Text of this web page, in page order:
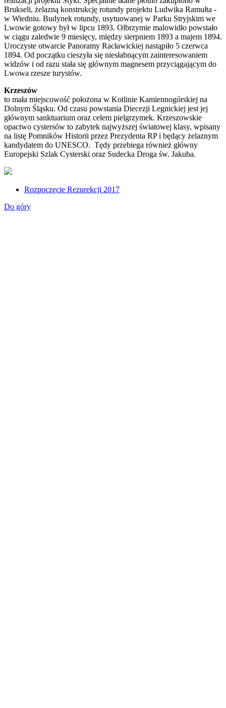
Brukseli, żelazną konstrukcję rotundy projektu Ludwika Ramułta -
w Wiedniu. Budynek rotundy, usytuowanej w Parku Stryjskim we
Lwowie gotowy był w lipcu 1893. Olbrzymie malowidło powstało
w ciągu zaledwie 9 miesięcy, między sierpniem 1893 a majem 1894.
Uroczyste otwarcie Panoramy Racławickiej nastąpiło 5 czerwca
1894. Od początku cieszyła się niesłabnącym zainteresowaniem
widzów i od razu stała się głównym magnesem przyciągającym do
Lwowa rzesze turystów.
Krzeszów
to mała miejscowość położona w Kotlinie Kamiennogórskiej na
Dolnym Śląsku. Od czasu powstania Diecezji Legnickiej jest jej
głównym sanktuarium oraz celem pielgrzymek. Krzeszowskie
opactwo cystersów to zabytek najwyższej światowej klasy, wpisany
na listę Pomników Historii przez Prezydenta RP i będący żelaznym
kandydatem do UNESCO. Tędy przebiega również główny
Europejski Szlak Cysterski oraz Sudecka Droga św. Jakuba.
Rozpoczęcie Rezurekcji 2017
Do góry